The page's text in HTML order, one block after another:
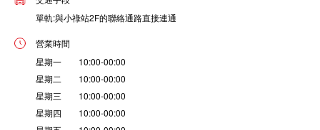
單軌:與小祿站2F的聯絡通路直接連通
營業時間
星期一 10:00-00:00
星期二 10:00-00:00
星期三 10:00-00:00
星期四 10:00-00:00